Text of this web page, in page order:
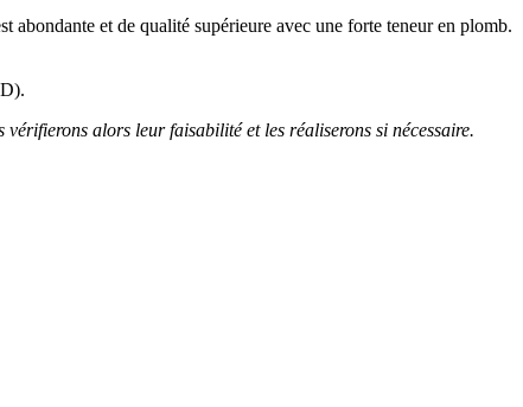
abondante et de qualité supérieure avec une forte teneur en plomb.
alors leur faisabilité et les réaliserons si nécessaire.